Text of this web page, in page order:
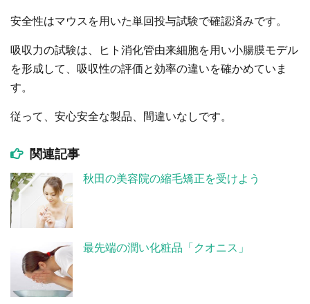
安全性はマウスを用いた単回投与試験で確認済みです。
吸収力の試験は、ヒト消化管由来細胞を用い小腸膜モデル
を形成して、吸収性の評価と効率の違いを確かめていま
す。
従って、安心安全な製品、間違いなしです。
関連記事
秋田の美容院の縮毛矯正を受けよう
最先端の潤い化粧品「クオニス」